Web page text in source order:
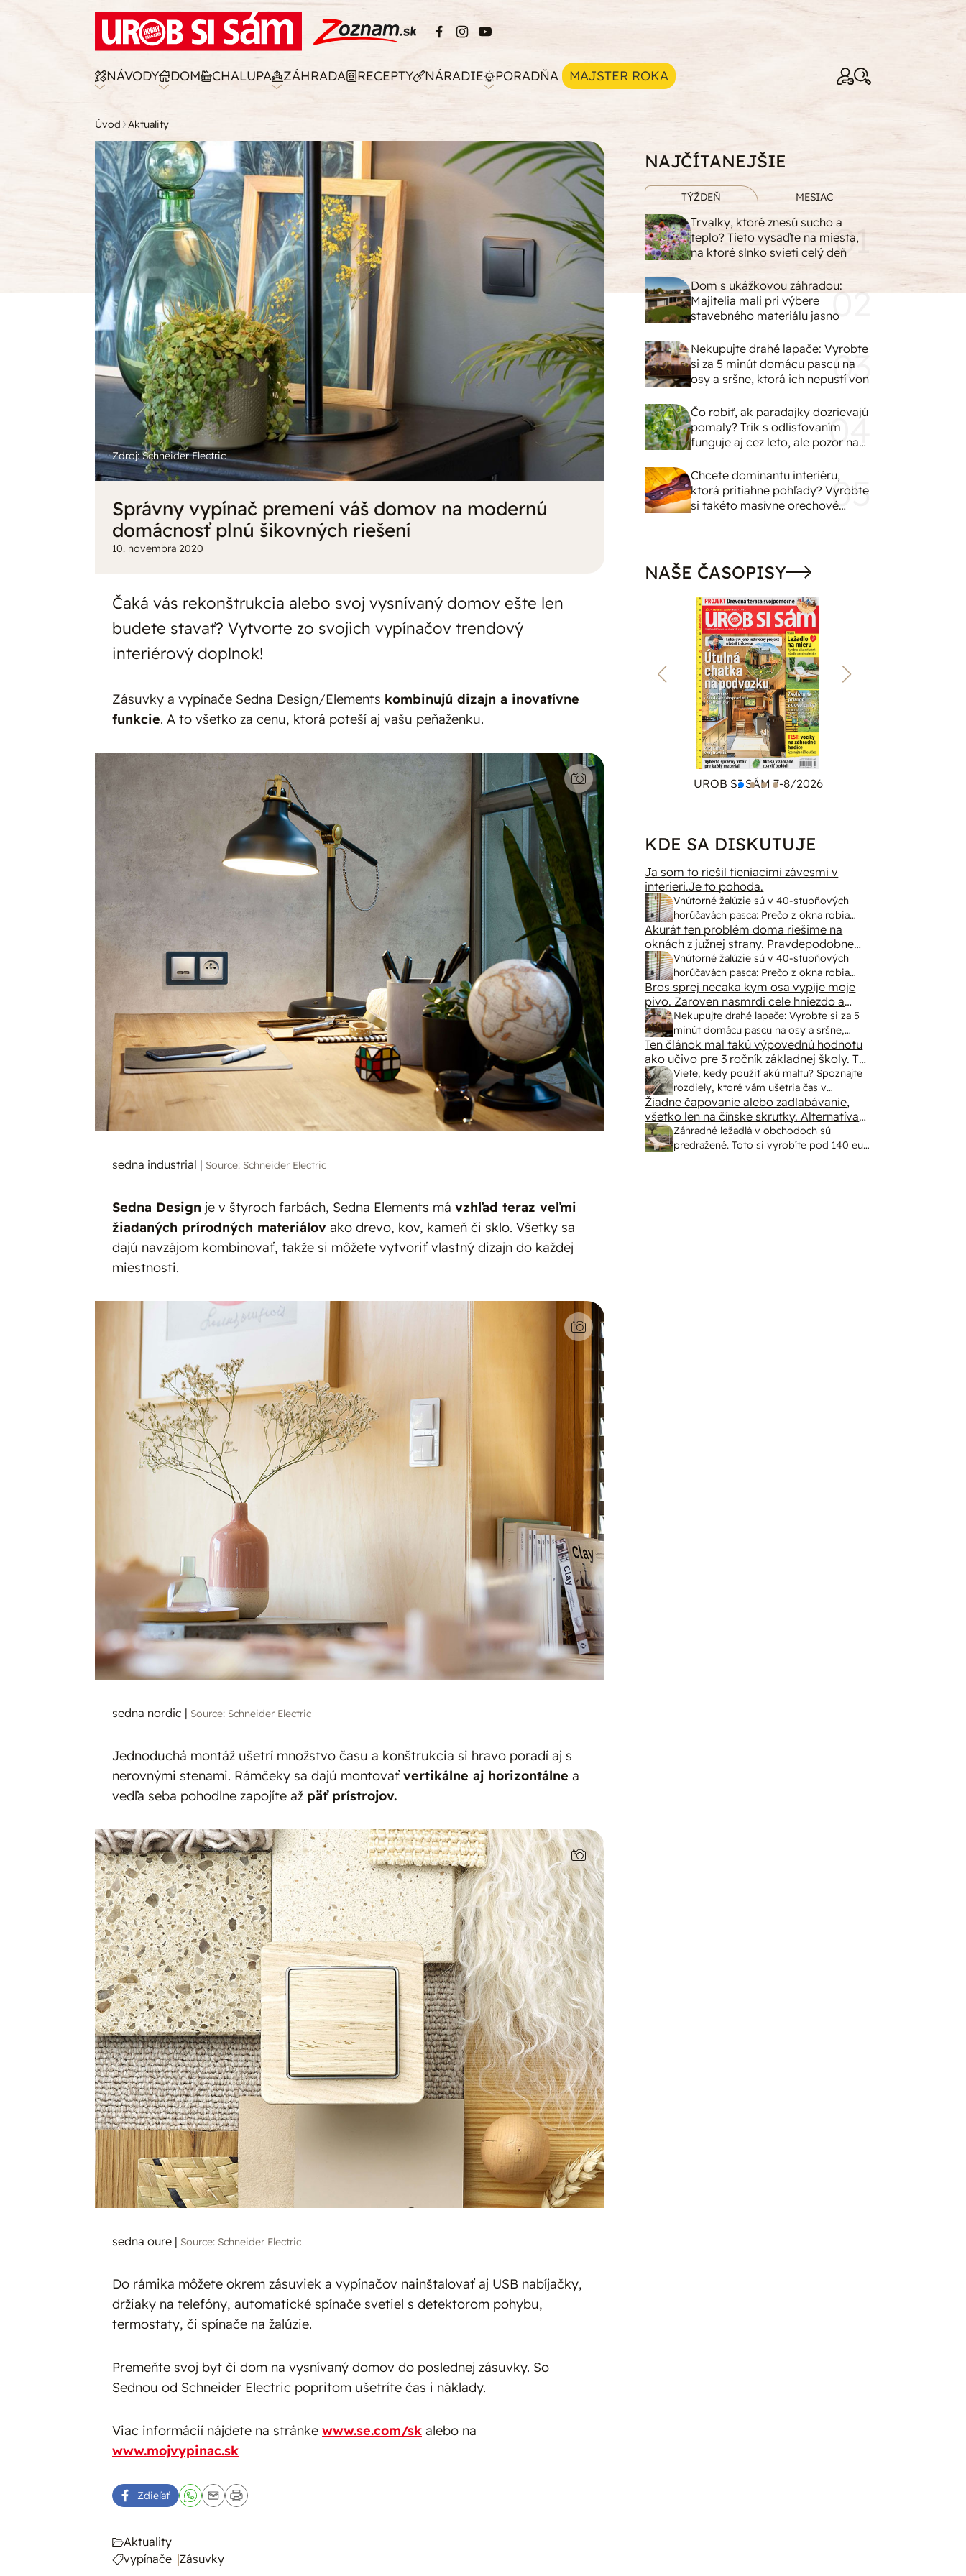
NÁVODY DOM CHALUPA ZÁHRADA RECEPTY NÁRADIE PORADŇA MAJSTER ROKA
Úvod Aktuality
Zdroj: Schneider Electric
Správny vypínač premení váš domov na modernú
domácnosť plnú šikovných riešení
10. novembra 2020
Čaká vás rekonštrukcia alebo svoj vysnívaný domov ešte len
budete stavať? Vytvorte zo svojich vypínačov trendový
interiérový doplnok!
Zásuvky a vypínače Sedna Design/Elements kombinujú dizajn a inovatívne
funkcie. A to všetko za cenu, ktorá poteší aj vašu peňaženku.
sedna industrial | Source: Schneider Electric
Sedna Design je v štyroch farbách, Sedna Elements má vzhľad teraz veľmi
žiadaných prírodných materiálov ako drevo, kov, kameň či sklo. Všetky sa
dajú navzájom kombinovať, takže si môžete vytvoriť vlastný dizajn do každej
miestnosti.
sedna nordic | Source: Schneider Electric
Jednoduchá montáž ušetrí množstvo času a konštrukcia si hravo poradí aj s
nerovnými stenami. Rámčeky sa dajú montovať vertikálne aj horizontálne a
vedľa seba pohodlne zapojíte až päť prístrojov.
sedna oure | Source: Schneider Electric
Do rámika môžete okrem zásuviek a vypínačov nainštalovať aj USB nabíjačky,
držiaky na telefóny, automatické spínače svetiel s detektorom pohybu,
termostaty, či spínače na žalúzie.
Premeňte svoj byt či dom na vysnívaný domov do poslednej zásuvky. So
Sednou od Schneider Electric popritom ušetríte čas i náklady.
Viac informácií nájdete na stránke www.se.com/sk alebo na
www.mojvypinac.sk
Zdieľať
Aktuality
vypínače Zásuvky
NAJČÍTANEJŠIE
TÝŽDEŇ MESIAC
Trvalky, ktoré znesú sucho a
teplo? Tieto vysaďte na miesta,
na ktoré slnko svieti celý deň
Dom s ukážkovou záhradou:
Majitelia mali pri výbere
stavebného materiálu jasno
Nekupujte drahé lapače: Vyrobte
si za 5 minút domácu pascu na
osy a sršne, ktorá ich nepustí von
Čo robiť, ak paradajky dozrievajú
pomaly? Trik s odlisťovaním
funguje aj cez leto, ale pozor na
Chcete dominantu interiéru,
ktorá pritiahne pohľady? Vyrobte
si takéto masívne orechové
NAŠE ČASOPISY
UROB SI SÁM 7-8/2026
KDE SA DISKUTUJE
Vnútorné žalúzie sú v 40-stupňových
horúčavách pasca: Prečo z okna robia
radiátor a ako to vyriešiť za pár eur?
Ja som to riešil tieniacimi závesmi v
interieri.Je to pohoda.
Vnútorné žalúzie sú v 40-stupňových
horúčavách pasca: Prečo z okna robia
radiátor a ako to vyriešiť za pár eur?
Akurát ten problém doma riešime na
oknách z južnej strany. Pravdepodobne
pôjdeme do vonkajšieho tienenia na
spôsob markízy 250x150cm. Čínsky
predajcovia idú okolo 100 eur kus.
Nekupujte drahé lapače: Vyrobte si za 5
minút domácu pascu na osy a sršne,
ktorá ich nepustí von
Bros sprej necaka kym osa vypije moje
pivo. Zaroven nasmrdi cele hniezdo a
neostane tam nic zive. Vasa pasca
naucinke moc efektivne. Skor pritiahne
slimaky
Viete, kedy použiť akú maltu? Spoznajte
rozdiely, ktoré vám ušetria čas v
stavebninách aj pri práci
Ten článok mal takú výpovednú hodnotu
ako učivo pre 3 ročník základnej školy. To
fakt? AI alebo nejaka kniha z VŠ? Dnešné
rychlotvrdnuce malty - pevnosť 40 Mpa a
doba schnutia tak 15 minut , k tomu
vodotesné s kryštálikou. A rozdiel -
schnutie a zretie. Nič?
Záhradné ležadlá v obchodoch sú
predražené. Toto si vyrobíte pod 140 eur
Žiadne čapovanie alebo zadlabávanie,
všetko len na čínske skrutky. Alternatíva
slovenskej IKEI - čo sa týka pevnosti.
Autor si nedal veľa námahy s remeselným